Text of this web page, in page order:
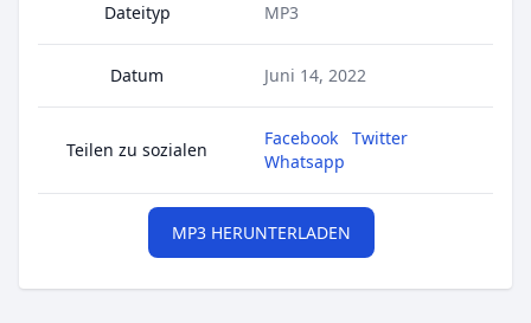
Dateityp MP3
Datum Juni 14, 2022
Teilen zu sozialen
Facebook
Twitter
Whatsapp
MP3 HERUNTERLADEN